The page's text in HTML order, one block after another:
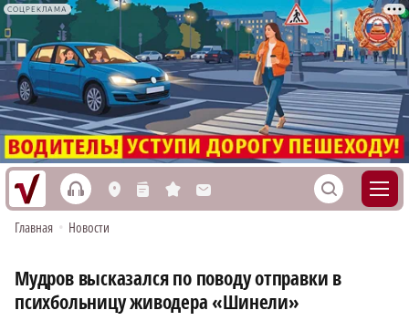
СОЦРЕКЛАМА
h L n s M S
Главная • Новости
Мудров высказался по поводу отправки в
психбольницу живодера «Шинели»